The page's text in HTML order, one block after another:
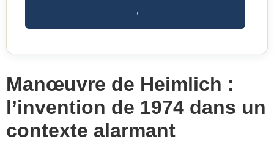
→
Manœuvre de Heimlich :
l’invention de 1974 dans un
contexte alarmant